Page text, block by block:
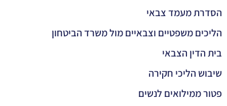
הסדרת מעמד צבאי
הליכים משפטיים וצבאיים מול משרד הביטחון
בית הדין הצבאי
שיבוש הליכי חקירה
פטור ממילואים לנשים